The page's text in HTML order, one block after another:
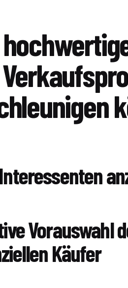
Vorauswahl
Käufer